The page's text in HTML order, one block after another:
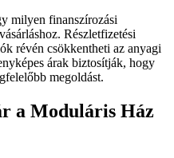
milyen finanszírozási
Részletfizetési
révén csökkentheti az anyagi
árak biztosítják, hogy
megoldást.
a Moduláris Ház